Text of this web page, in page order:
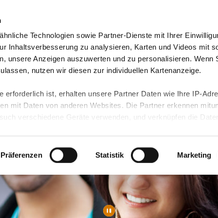
Technologien sowie Partner-Dienste mit Ihrer
Inhaltsverbesserung zu analysieren, Karten und Videos mit
unsere Anzeigen auszuwerten und zu personalisieren. Wenn
nutzen wir diesen zur individuellen Kartenanzeige.
erforderlich ist, erhalten unsere Partner Daten wie Ihre IP-
mit Daten von anderen Websites. Die Partner erkennen
verschiedene Geräte verwenden, und verknüpfen die Daten
ist kein der EU gleichwertiges Datenschutzniveau
Daten führen kann.
unserenDatenschutzhinweisenund in unsererCookie-
Funktionen für diese Zwecke aktiviert sind, müssen Sie
können mittels nachfolgender Buttons über Ihre Einwilligung für
erteilte Einwilligung stets für die Zukunft widerrufen. Bitte
Präferenzen Statistik Marketing
& Angebote Presse & Themen Jobs & Karriere